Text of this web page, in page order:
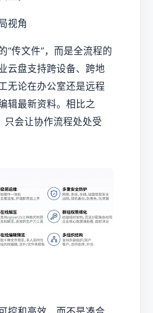
视角
“传文件”，而是全流程的
云盘支持跨设备、跨地
无论在办公室还是远程
辑最新资料。相比之
只会让协作流程处处受